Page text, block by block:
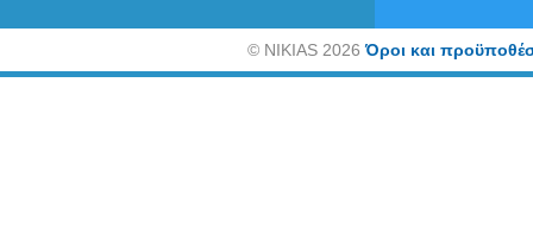
©NIKIAS 2026Όροι και